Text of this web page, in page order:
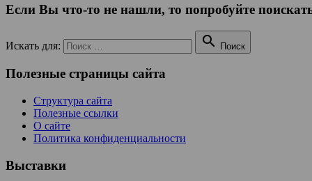
Если Вы что-то не нашли, то попробуйте
Искать для:  Поиск
Полезные страницы сайта
Структура сайта
Полезные ссылки
О сайте
Политика конфиденциальности
Выставки